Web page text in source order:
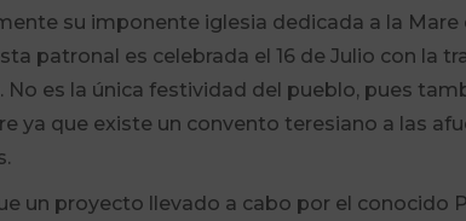
su imponente iglesia dedicada a la Mare
patronal es celebrada el 16 de Julio con la
No es la única festividad del pueblo, pues
ya que existe un convento teresiano a las
un proyecto llevado a cabo por el conocido